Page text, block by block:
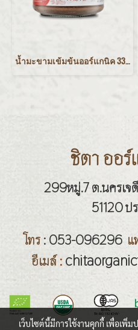
น้ำมะขามเข้มข้นออร์แกนิค 330 กรัม
ชิตา ออ
299หมู่.7 ต.นครเจ
51120 ป
โทร: 053-096296
อีเมล์:
เว็บไซต์นี้มีการใช้งานคุกกี้ เพื่อเ